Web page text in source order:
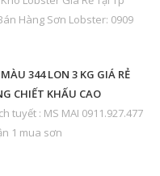
Hàng Sơn Lobster: 0909
344 LON 3 KG GIÁ RẺ
CHIẾT KHẤU CAO
tuyết : MS MAI 0911.927.477
1 mua sơn